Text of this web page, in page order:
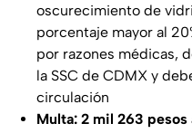
oscurecimiento de
porcentaje mayor al
por razones médicas,
la SSC de CDMX y
circulación
Multa: 2 mil 263